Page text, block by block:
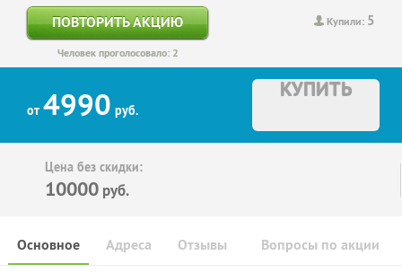
Купили: 5
ПОВТОРИТЬ АКЦИЮ
Человек проголосовало: 2
от 4990 руб.
КУПИТЬ
Цена без скидки:
10000 руб.
Основное Отзывы Вопросы по акции
Адреса